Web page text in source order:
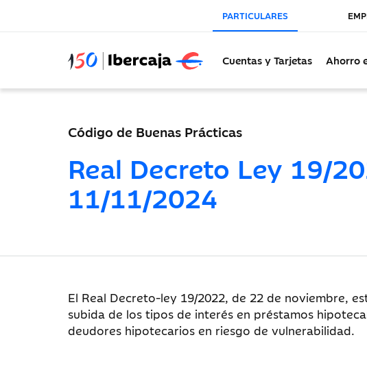
PARTICULARES
Cuentas y Tarjetas Ahorro
Código de Buenas Prácticas
Real Decreto Ley 19/
11/11/2024
El Real Decreto-ley 19/2022, de 22 de noviembre,
subida de los tipos de interés en préstamos
deudores hipotecarios en riesgo de vulnerabilidad.